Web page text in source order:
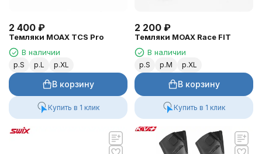
2 400 ₽
Темляки MOAX TCS Pro
В наличии
р.S р.L р.XL
В корзину
Купить в 1 клик
2 200 ₽
Темляки MOAX Race FIT
В наличии
р.S р.M р.XL
В корзину
Купить в 1 клик